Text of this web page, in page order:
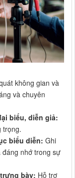
không gian và
và chuyên
biểu, diễn giả:
trọng.
biểu diễn: Ghi
đáng nhớ trong sự
bày: Hỗ trợ